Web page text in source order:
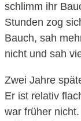
schlimm ihr
Stunden zog
Bauch, sah
nicht und sah
Zwei Jahre
Er ist relativ
war früher